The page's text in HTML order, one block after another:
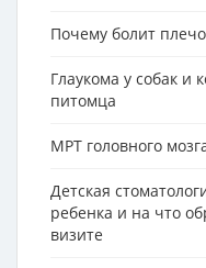
Почему болит
Глаукома у собак и
питомца
МРТ головного
Детская
ребенка и на что
визите